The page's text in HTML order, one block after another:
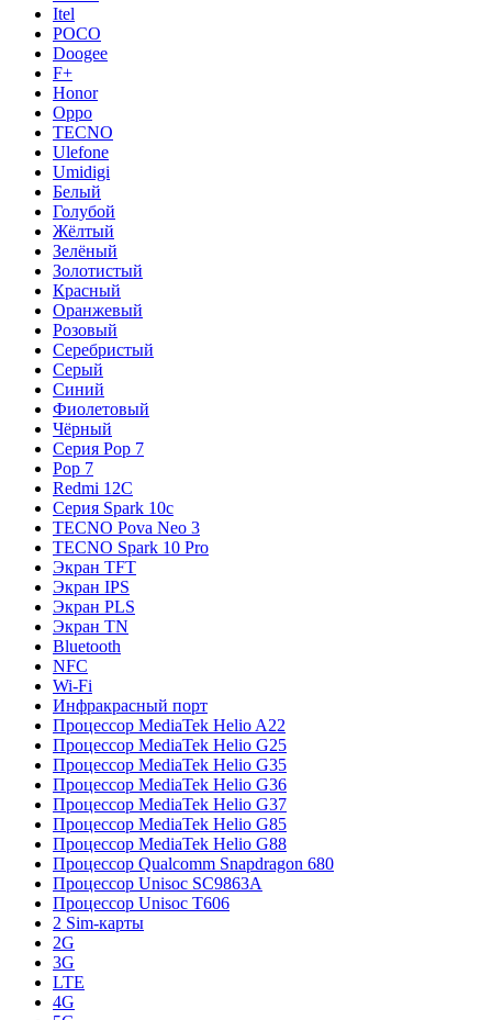
Itel
POCO
Doogee
F+
Honor
Oppo
TECNO
Ulefone
Umidigi
Белый
Голубой
Жёлтый
Зелёный
Золотистый
Красный
Оранжевый
Розовый
Серебристый
Серый
Синий
Фиолетовый
Чёрный
Серия Pop 7
Pop 7
Redmi 12C
Серия Spark 10c
TECNO Pova Neo 3
TECNO Spark 10 Pro
Экран TFT
Экран IPS
Экран PLS
Экран TN
Bluetooth
NFC
Wi-Fi
Инфракрасный порт
Процессор MediaTek Helio A22
Процессор MediaTek Helio G25
Процессор MediaTek Helio G35
Процессор MediaTek Helio G36
Процессор MediaTek Helio G37
Процессор MediaTek Helio G85
Процессор MediaTek Helio G88
Процессор Qualcomm Snapdragon 680
Процессор Unisoc SC9863A
Процессор Unisoc T606
2 Sim-карты
2G
3G
LTE
4G